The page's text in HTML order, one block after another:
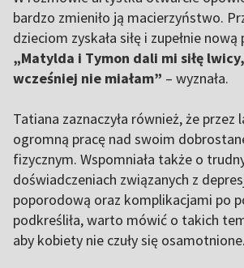
bardzo zmieniło ją macierzyństwo.
dzieciom zyskała siłę i zupełnie
„Matylda i Tymon dali mi siłę
wcześniej nie miałam” – wyznała.
Tatiana zaznaczyła również, że przez
ogromną pracę nad swoim
fizycznym. Wspomniała także o
doświadczeniach związanych z
poporodową oraz komplikacjami po
podkreśliła, warto mówić o takich
aby kobiety nie czuły się osamotnione.